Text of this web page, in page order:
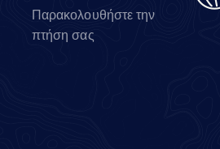
Παρακολουθήστε την
πτήση σας